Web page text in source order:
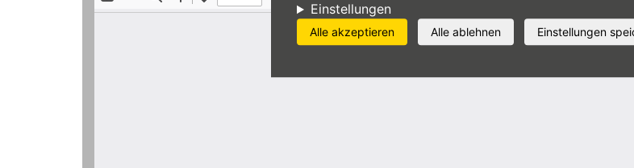
Einstellungen
Alle akzeptieren Alle ablehnen Einstellungen